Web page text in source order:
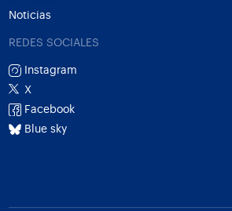
Noticias
REDES SOCIALES
Instagram
X
Facebook
Blue sky